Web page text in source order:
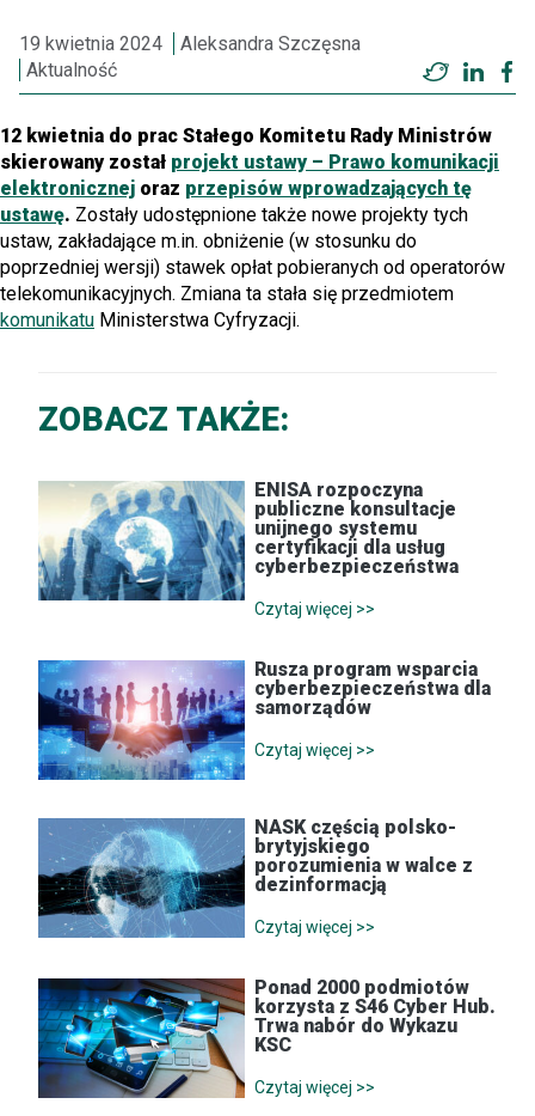
19 kwietnia 2024
Aleksandra Szczęsna
Aktualność
Twitter
12 kwietnia do prac Stałego Komitetu Rady Ministrów
skierowany został projekt ustawy – Prawo komunikacji
elektronicznej oraz przepisów wprowadzających tę
ustawę. Zostały udostępnione także nowe projekty tych
ustaw, zakładające m.in. obniżenie (w stosunku do
poprzedniej wersji) stawek opłat pobieranych od operatorów
telekomunikacyjnych. Zmiana ta stała się przedmiotem
komunikatu Ministerstwa Cyfryzacji.
ZOBACZ TAKŻE:
ENISA rozpoczyna
publiczne konsultacje
unijnego systemu
certyfikacji dla usług
cyberbezpieczeństwa
Czytaj więcej >>
Rusza program wsparcia
cyberbezpieczeństwa dla
samorządów
Czytaj więcej >>
NASK częścią polsko-
brytyjskiego
porozumienia w walce z
dezinformacją
Czytaj więcej >>
Ponad 2000 podmiotów
korzysta z S46 Cyber Hub.
Trwa nabór do Wykazu
KSC
Czytaj więcej >>